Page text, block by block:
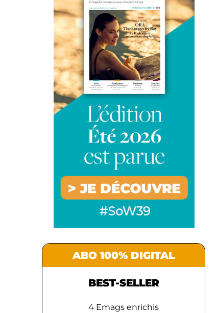
ABO 100% DIGITAL
BEST-SELLER
4 Emags enrichis